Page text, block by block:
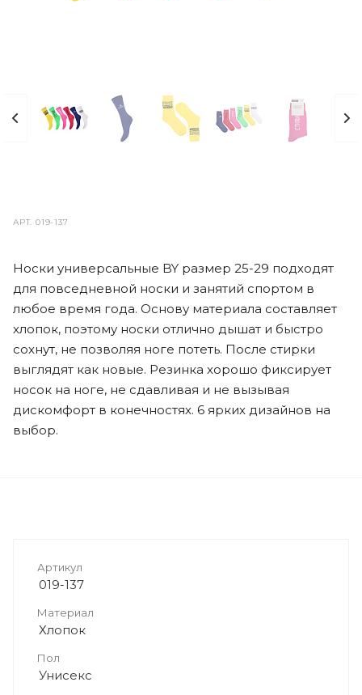
АРТ.019-137
Носки универсальные BY размер 25-29 подходят
для повседневной носки и занятий спортом в
любое время года. Основу материала составляет
хлопок, поэтому носки отлично дышат и быстро
сохнут, не позволяя ноге потеть. После стирки
выглядят как новые. Резинка хорошо фиксирует
носок на ноге, не сдавливая и не вызывая
дискомфорт в конечностях. 6 ярких дизайнов на
выбор.
Артикул
019-137
Материал
Хлопок
Пол
Унисекс